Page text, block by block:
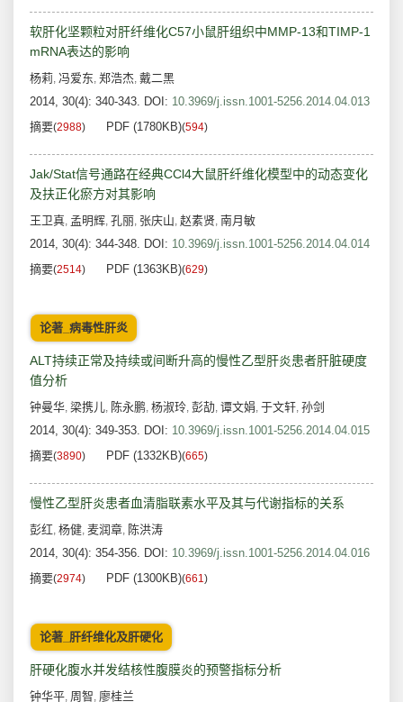
软肝化坚颗粒对肝纤维化C57小鼠肝组织中MMP-13和TIMP-1
mRNA表达的影响
杨莉, 冯爱东, 郑浩杰, 戴二黑
2014, 30(4): 340-343. DOI: 10.3969/j.issn.1001-5256.2014.04.013
摘要(2988) PDF (1780KB)(594)
Jak/Stat信号通路在经典CCl4大鼠肝纤维化模型中的动态变化
及扶正化瘀方对其影响
王卫真, 孟明辉, 孔丽, 张庆山, 赵素贤, 南月敏
2014, 30(4): 344-348. DOI: 10.3969/j.issn.1001-5256.2014.04.014
摘要(2514) PDF (1363KB)(629)
论著_病毒性肝炎
ALT持续正常及持续或间断升高的慢性乙型肝炎患者肝脏硬度
值分析
钟曼华, 梁携儿, 陈永鹏, 杨淑玲, 彭劼, 谭文娟, 于文轩, 孙剑
2014, 30(4): 349-353. DOI: 10.3969/j.issn.1001-5256.2014.04.015
摘要(3890) PDF (1332KB)(665)
慢性乙型肝炎患者血清脂联素水平及其与代谢指标的关系
彭红, 杨健, 麦润章, 陈洪涛
2014, 30(4): 354-356. DOI: 10.3969/j.issn.1001-5256.2014.04.016
摘要(2974) PDF (1300KB)(661)
论著_肝纤维化及肝硬化
肝硬化腹水并发结核性腹膜炎的预警指标分析
钟华平, 周智, 廖桂兰